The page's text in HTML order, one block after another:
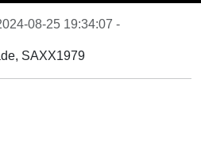
08-25 19:34:07 -
SAXX1979